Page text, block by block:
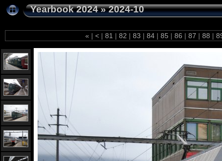
Yearbook 2024»2024-10
« | < | 81 | 82 | 83 | 84 | 85 | 86 | 87 | 88 |